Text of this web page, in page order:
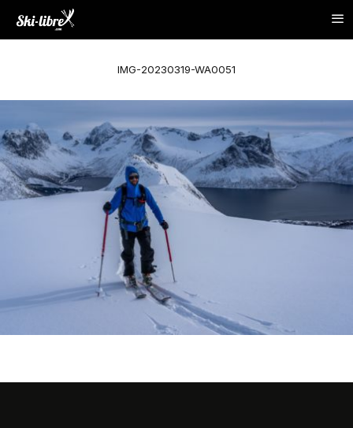
IMG-20230319-WA0051